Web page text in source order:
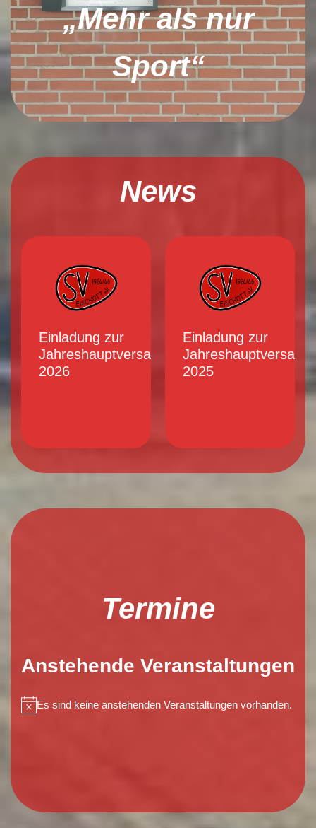
„Mehr als nur
Sport“
News
Einladung zur
Jahreshauptversammlung
2026
Einladung zur
2025
Termine
Anstehende Veranstaltungen
Hinweis
Es sind keine anstehenden Veranstaltungen vorhanden.